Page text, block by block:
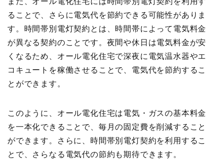
ることで、さらに電気代を節約できる可能性がありま
す。時間帯別電灯契約とは、時間帯によって電気料金
が異なる契約のことです。夜間や休日は電気料金が安
くなるため、オール電化住宅で深夜に電気温水器やエ
コキュートを稼働させることで、電気代を節約するこ
とができます。
このように、オール電化住宅は電気・ガスの基本料金
を一本化できることで、毎月の固定費を削減すること
ができます。さらに、時間帯別電灯契約を利用するこ
とで、さらなる電気代の節約も期待できます。